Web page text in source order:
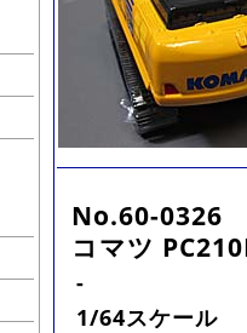
No.60-0326
コマツ
-
1/64スケール